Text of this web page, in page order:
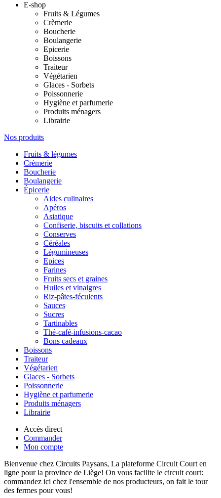
E-shop
Fruits & Légumes
Crèmerie
Boucherie
Boulangerie
Epicerie
Boissons
Traiteur
Végétarien
Glaces - Sorbets
Poissonnerie
Hygiène et parfumerie
Produits ménagers
Librairie
Nos produits
Fruits & légumes
Crèmerie
Boucherie
Boulangerie
Épicerie
Aides culinaires
Apéros
Asiatique
Confiserie, biscuits et collations
Conserves
Céréales
Légumineuses
Epices
Farines
Fruits secs et graines
Huiles et vinaigres
Riz-pâtes-féculents
Sauces
Sucres
Tartinables
Thé-café-infusions-cacao
Bons cadeaux
Boissons
Traiteur
Végétarien
Glaces - Sorbets
Poissonnerie
Hygiène et parfumerie
Produits ménagers
Librairie
Accès direct
Commander
Mon compte
Bienvenue chez Circuits Paysans, La plateforme Circuit Court en
ligne pour la province de Liège! On vous facilite le circuit court:
commandez ici chez l'ensemble de nos producteurs, on fait le tour
des fermes pour vous!